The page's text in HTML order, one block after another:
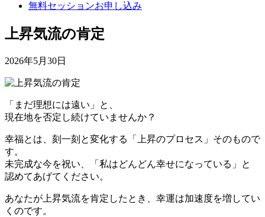
無料セッションお申し込み
上昇気流の肯定
2026年5月30日
「まだ理想には遠い」と、
現在地を否定し続けていませんか？
幸福とは、刻一刻と変化する「上昇のプロセス」そのもので
す。
未完成な今を祝い、「私はどんどん幸せになっている」と
認めてあげてください。
あなたが上昇気流を肯定したとき、幸運は加速度を増してい
くのです。